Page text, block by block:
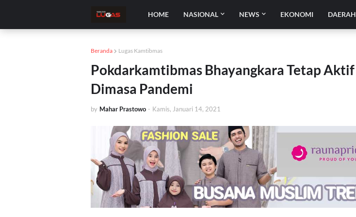
HOME NASIONAL NEWS EKONOMI DAERAH
Beranda Lugas Kamtibmas
Pokdarkamtibmas Bhayangkara Tetap Aktif
Dimasa Pandemi
by Mahar Prastowo - Kamis, Januari 14, 2021